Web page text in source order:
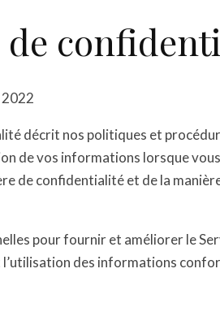
2022
décrit nos politiques et
de vos informations lorsque
de confidentialité et de la
pour fournir et améliorer le
des informations